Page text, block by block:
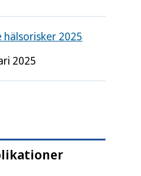
2025
2025